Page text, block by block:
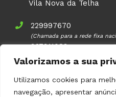
Valorizamos a sua
Utilizamos cookies para
navegação, apresentar
Vila Nova da Telha
229997670
(Chamada para a rede fixa
937911083
(Chamada para a rede móvel
geral@volupal.pt